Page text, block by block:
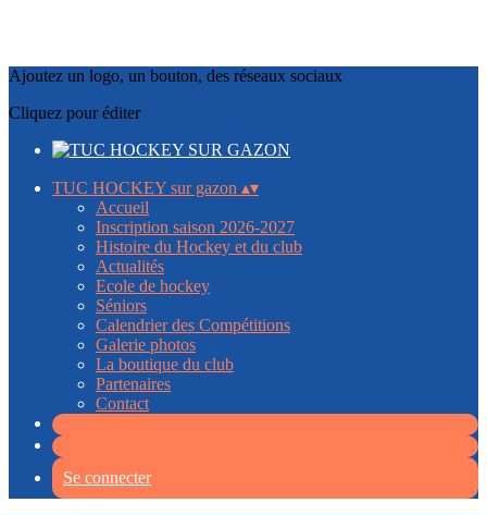
Ajoutez un logo, un bouton, des réseaux sociaux
Cliquez pour éditer
TUC HOCKEY sur gazon ▴▾
Accueil
Inscription saison 2026-2027
Histoire du Hockey et du club
Actualités
Ecole de hockey
Séniors
Calendrier des Compétitions
Galerie photos
La boutique du club
Partenaires
Contact
Se connecter